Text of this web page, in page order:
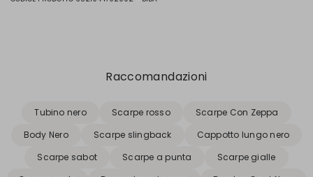
Raccomandazioni
Tubino nero Scarpe rosso
Scarpe Con Zeppa
Body Nero
Scarpe slingback
Cappotto lungo nero
Scarpe sabot
Scarpe a punta
Scarpe gialle